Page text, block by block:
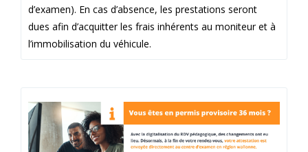
d’examen). En cas d’absence, les prestations seront
dues afin d’acquitter les frais inhérents au moniteur et à
l’immobilisation du véhicule.